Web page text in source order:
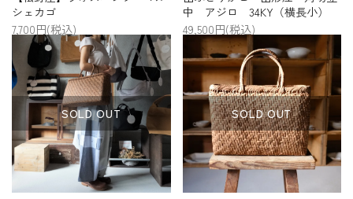
シェカゴ
7,700円(税込)
中 アジロ 34KY（横長小）
49,500円(税込)
SOLD OUT SOLD OUT